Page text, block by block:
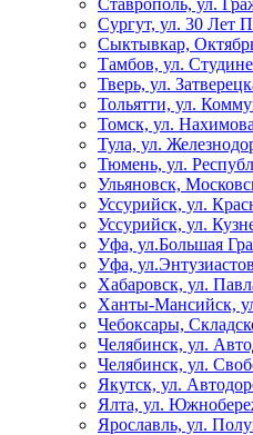
Сургут, ул. 30 Лет
Сыктывкар,
Тамбов, ул.
Тверь, ул.
Тольятти, ул.
Томск, ул. Нахимова
Тула, ул.
Тюмень, ул.
Ульяновск,
Уссурийск, ул.
Уссурийск, ул.
Уфа, ул.Большая
Уфа, ул.Энтузиастов
Хабаровск, ул.
Ханты-Мансийск,
Чебоксары,
Челябинск, ул.
Челябинск, ул.
Якутск, ул.
Ялта, ул.
Ярославль, ул.